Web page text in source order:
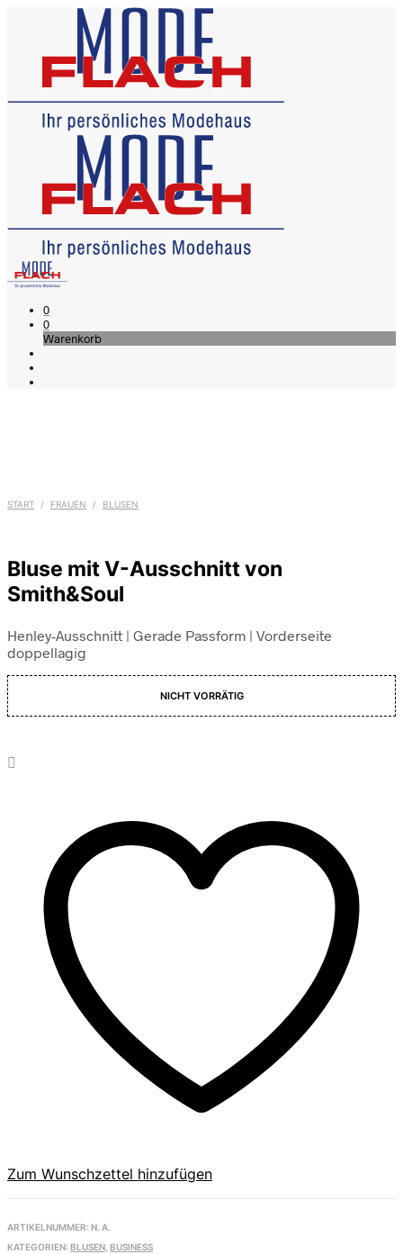
0
0
Warenkorb
START / FRAUEN / BLUSEN
Bluse mit V-Ausschnitt von
Smith&Soul
Henley-Ausschnitt | Gerade Passform | Vorderseite
doppellagig
NICHT VORRÄTIG
Zum Wunschzettel hinzufügen
ARTIKELNUMMER: N. A.
KATEGORIEN: BLUSEN, BUSINESS